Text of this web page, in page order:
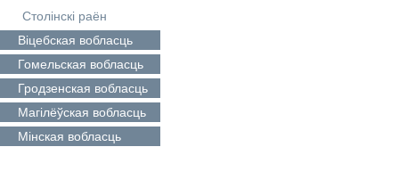
Столінскі раён
Віцебская вобласць
Гомельская вобласць
Гродзенская вобласць
Магілёўская вобласць
Мінская вобласць